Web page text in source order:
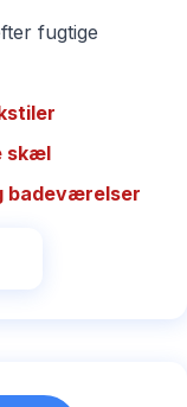
fugtige
skæl
badeværelser